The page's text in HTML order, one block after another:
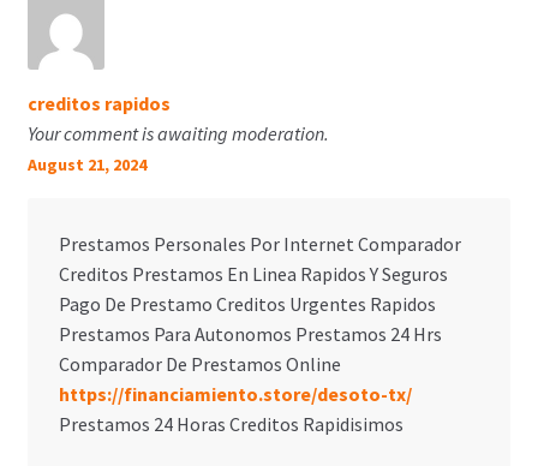
creditos rapidos
Your comment is awaiting moderation.
August 21, 2024
Prestamos Personales Por Internet Comparador
Creditos Prestamos En Linea Rapidos Y Seguros
Pago De Prestamo Creditos Urgentes Rapidos
Prestamos Para Autonomos Prestamos 24 Hrs
Comparador De Prestamos Online
https://financiamiento.store/desoto-tx/
Prestamos 24 Horas Creditos Rapidisimos